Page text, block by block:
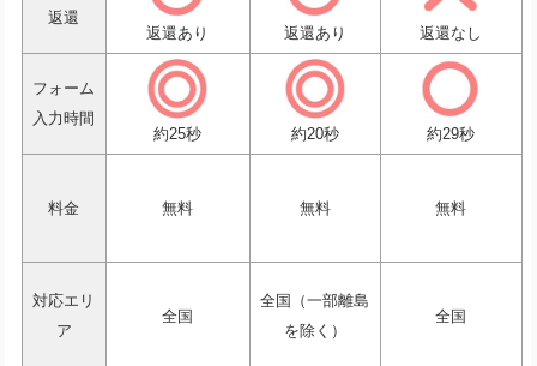
返還
返還あり
返還あり 返還なし
フォーム
入力時間
約25秒
約20秒 約29秒
料金 無料 無料 無料
対応エリ
ア
全国
全国（一部離島
を除く）
全国